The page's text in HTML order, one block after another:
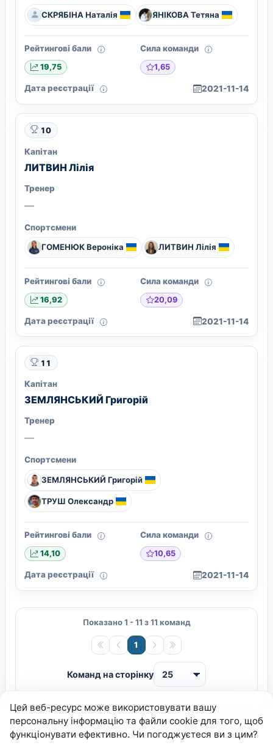
Цей веб-ресурс може використовувати вашу
персональну інформацію та файли cookie для того, щоб
функціонувати ефективно. Чи погоджуєтеся ви з цим?
СКРЯБІНА Наталія ЯНІКОВА Тетяна
Рейтингові бали
19,75
Сила команди
1,65
Дата реєстрації 2021-11-14
10
Капітан
ЛИТВИН Лілія
Тренер
—
Спортсмени
ГОМЕНЮК Вероніка ЛИТВИН Лілія
Рейтингові бали
16,92
Сила команди
20,09
Дата реєстрації 2021-11-14
11
Капітан
ЗЕМЛЯНСЬКИЙ Григорій
Тренер
—
Спортсмени
ЗЕМЛЯНСЬКИЙ Григорій
ТРУШ Олександр
Рейтингові бали
14,10
Сила команди
10,65
Дата реєстрації 2021-11-14
Показано 1 - 11 з 11 команд
1
Команд на сторінку